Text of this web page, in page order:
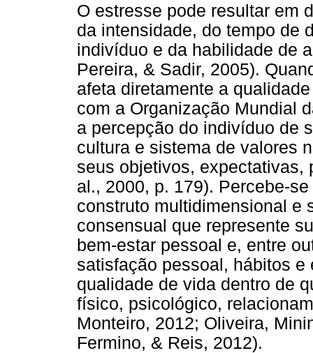
O estresse pode resultar em
da intensidade, do tempo de
indivíduo e da habilidade de
Pereira, & Sadir, 2005).
afeta diretamente a
com a Organização Mundial
a percepção do indivíduo de
cultura e sistema de valores
seus objetivos, expectativas,
al., 2000, p. 179). Percebe-
construto multidimensional e
consensual que represente
bem-estar pessoal e, entre
satisfação pessoal, hábitos
qualidade de vida dentro de
físico, psicológico,
Monteiro, 2012; Oliveira,
Fermino, & Reis, 2012).